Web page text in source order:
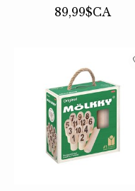
89,99$CA